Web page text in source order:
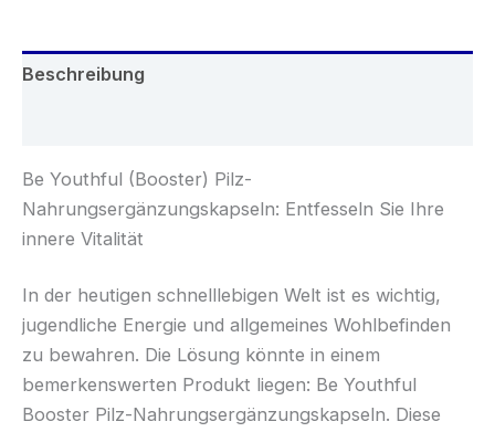
Beschreibung
Be Youthful (Booster) Pilz-
Nahrungsergänzungskapseln: Entfesseln Sie Ihre
innere Vitalität
In der heutigen schnelllebigen Welt ist es wichtig,
jugendliche Energie und allgemeines Wohlbefinden
zu bewahren. Die Lösung könnte in einem
bemerkenswerten Produkt liegen: Be Youthful
Booster Pilz-Nahrungsergänzungskapseln. Diese